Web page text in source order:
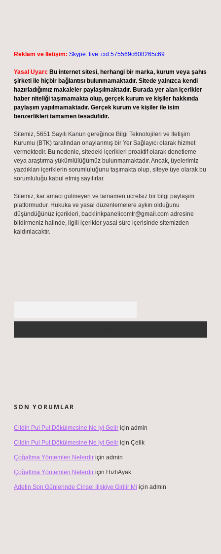
Reklam ve İletişim: Skype: live:.cid.575569c608265c69
Yasal Uyarı: Bu internet sitesi, herhangi bir marka, kurum veya şahıs
şirketi ile hiçbir bağlantısı bulunmamaktadır. Sitede yalnızca kendi
hazırladığımız makaleler paylaşılmaktadır. Burada yer alan içerikler
haber niteliği taşımamakta olup, gerçek kurum ve kişiler hakkında
paylaşım yapılmamaktadır. Gerçek kurum ve kişiler ile isim
benzerlikleri tamamen tesadüfidir.
Sitemiz, 5651 Sayılı Kanun gereğince Bilgi Teknolojileri ve İletişim
Kurumu (BTK) tarafından onaylanmış bir Yer Sağlayıcı olarak hizmet
vermektedir. Bu nedenle, sitedeki içerikleri proaktif olarak denetleme
veya araştırma yükümlülüğümüz bulunmamaktadır. Ancak, üyelerimiz
yazdıkları içeriklerin sorumluluğunu taşımakta olup, siteye üye olarak bu
sorumluluğu kabul etmiş sayılırlar.
Sitemiz, kar amacı gütmeyen ve tamamen ücretsiz bir bilgi paylaşım
platformudur. Hukuka ve yasal düzenlemelere aykırı olduğunu
düşündüğünüz içerikleri, backlinkpanelicomtr@gmail.com adresine
bildirmeniz halinde, ilgili içerikler yasal süre içerisinde sitemizden
kaldırılacaktır.
SON YORUMLAR
Cildin Pul Pul Dökülmesine Ne Iyi Gelir için admin
Cildin Pul Pul Dökülmesine Ne Iyi Gelir için Çelik
Çoğaltma Yöntemleri Nelerdir için admin
Çoğaltma Yöntemleri Nelerdir için HızlıAyak
Adetin Son Günlerinde Cinsel Ilişkiye Girilir Mi için admin